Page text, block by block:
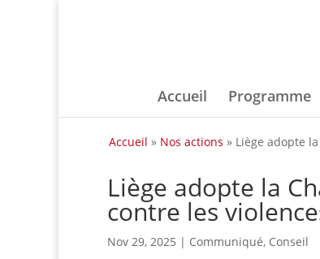
Accueil Programme
Accueil » Nos actions » Liège adopte
Liège adopte la
contre les
Nov 29, 2025 | Communiqué, Conseil